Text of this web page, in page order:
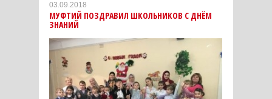
03.09.2018
МУФТИЙ ПОЗДРАВИЛ ШКОЛЬНИКОВ С ДНЁМ
ЗНАНИЙ